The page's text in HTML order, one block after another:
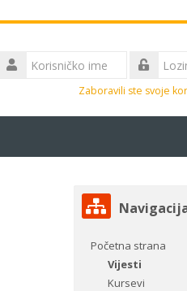
Korisničko
ime
Zaboravili ste svoje
Preskoči
Navigacija
Početna strana
Vijesti
Kursevi